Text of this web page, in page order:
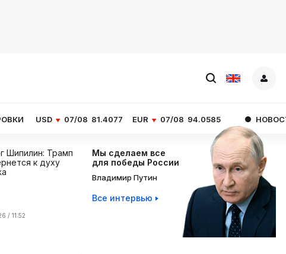
07/08 81.4077 EUR 07/08 94.0585 НОВОСТИ ЧАСА
Шипилин: Трамп
к духу
/ 11:52
Мы сделаем все
для победы России
Владимир Путин
Все интервью